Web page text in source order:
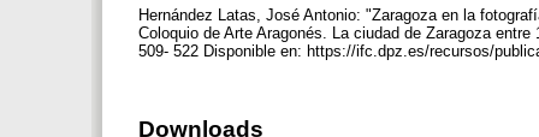
Hernández Latas, José Antonio: "Zaragoza en la
Coloquio de Arte Aragonés. La ciudad de Zaragoza
509- 522 Disponible en: https://ifc.dpz.es/recursos/
Downloads